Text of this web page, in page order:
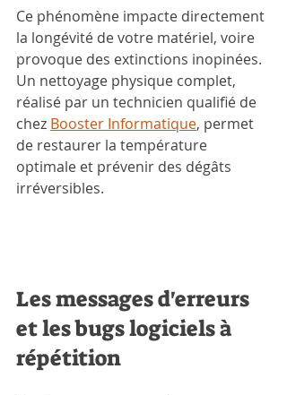
Ce phénomène impacte directement
la longévité de votre matériel, voire
provoque des extinctions inopinées.
Un nettoyage physique complet,
réalisé par un technicien qualifié de
chez Booster Informatique, permet
de restaurer la température
optimale et prévenir des dégâts
irréversibles.
Les messages d'erreurs
et les bugs logiciels à
répétition